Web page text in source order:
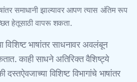
समाधानी झाल्यावर आपण त्यास अंतिम रूप
हेतूसाठी वापरू शकता.
विशिष्‍ट भाषांतर साधनावर अवलंबून
काही साधने अतिरिक्त वैशिष्ट्ये
विशिष्ट विभागांचे भाषांतर